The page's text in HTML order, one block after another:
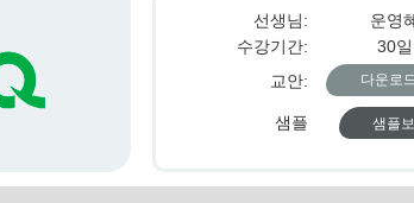
선생님: 운영
수강기간:
30일
교안:
다운로
샘플 샘플보